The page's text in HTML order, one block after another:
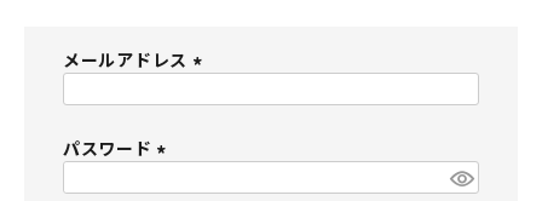
メールアドレス
パスワード